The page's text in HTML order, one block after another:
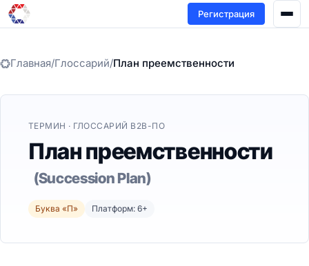
Регистрация
Главная/Глоссарий/План преемственности
ТЕРМИН · ГЛОССАРИЙ B2B-ПО
План преемственности
(Succession Plan)
Буква «П» Платформ: 6+